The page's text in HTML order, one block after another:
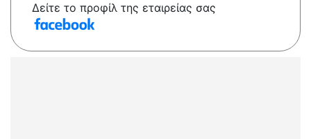
Δείτε το προφίλ της εταιρείας σας